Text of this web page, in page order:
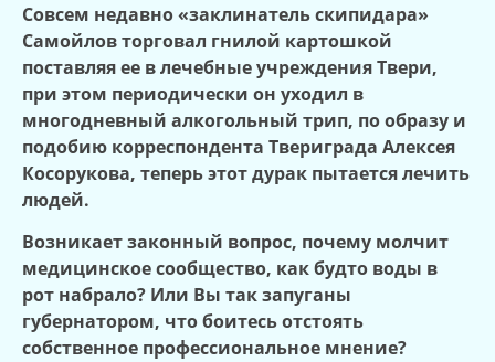
Совсем недавно «заклинатель скипидара»
Самойлов торговал гнилой картошкой
поставляя ее в лечебные учреждения Твери,
при этом периодически он уходил в
многодневный алкогольный трип, по образу и
подобию корреспондента Твериграда Алексея
Косорукова, теперь этот дурак пытается лечить
людей.
Возникает законный вопрос, почему молчит
медицинское сообщество, как будто воды в
рот набрало? Или Вы так запуганы
губернатором, что боитесь отстоять
собственное профессиональное мнение?